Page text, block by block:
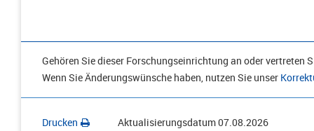
Gehören Sie dieser Forschungseinrichtung an oder vertreten
Wenn Sie Änderungswünsche haben, nutzen Sie unser
Drucken Aktualisierungsdatum07.08.2026